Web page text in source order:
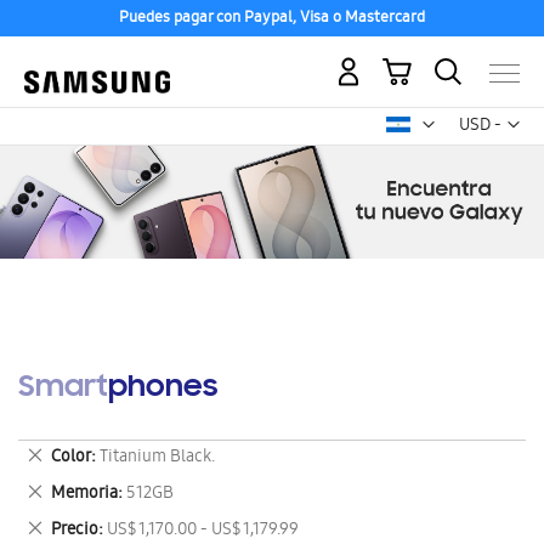
Puedes pagar con Paypal, Visa o Mastercard
USD -
dólar
Mi carrito
Smartphones
Color Titanium Black.
Eliminar
este
artículo
Memoria 512GB
Eliminar
este
Precio US$ 1,170.00 - US$ 1,179.99
Eliminar